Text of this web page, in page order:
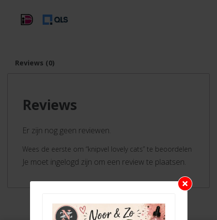
Reviews (0)
Reviews
Er zijn nog geen reviewen.
Wees de eerste om “knipvel lovely cats” te beoordelen
Je moet ingelogd zijn om een review te plaatsen.